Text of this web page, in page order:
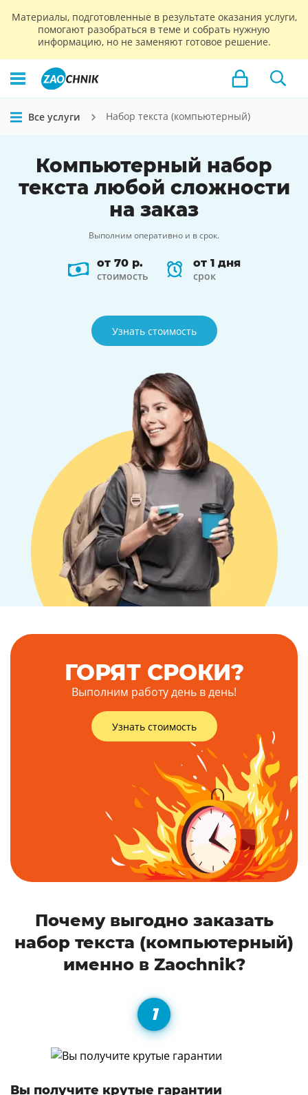
Материалы, подготовленные в результате оказания услуги,
помогают разобраться в теме и собрать нужную
информацию, но не заменяют готовое решение.
Все услуги Набор текста (компьютерный)
Компьютерный набор
текста любой сложности
на заказ
Выполним оперативно и в срок.
от 70 р.
стоимость
от 1 дня
срок
Узнать стоимость
ГОРЯТ СРОКИ?
Выполним работу день в день!
Узнать стоимость
Почему выгодно заказать
набор текста (компьютерный)
именно в Zaochnik?
Вы получите крутые гарантии